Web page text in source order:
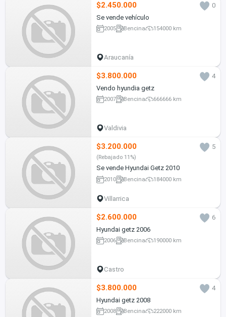
$2.450.000
0
Se vende vehículo
2005 Bencina 154000 km
Araucanía
$3.800.000
4
Vendo hyundia getz
2007 Bencina 666666 km
Valdivia
$3.200.000 5
(Rebajado 11%)
Se vende Hyundai Getz 2010
2010 Bencina 184000 km
Villarrica
$2.600.000
6
Hyundai getz 2006
2006 Bencina 190000 km
Castro
$3.800.000
4
Hyundai getz 2008
2008 Bencina 222000 km